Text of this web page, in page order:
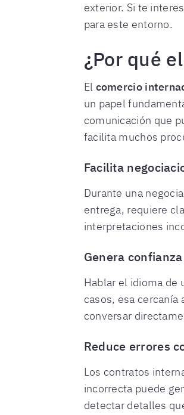
exterior. Si te
para este entorno.
¿Por qué
El comercio
un papel
comunicación que
facilita muchos
Facilita
Durante una
entrega, requiere
interpretaciones
Genera
Hablar el idioma de
casos, esa
conversar
Reduce errores
Los contratos
incorrecta puede
detectar detalles